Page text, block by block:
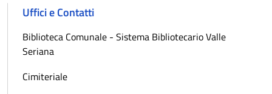
Uffici e Contatti
Biblioteca Comunale - Sistema Bibliotecario Valle
Seriana
Cimiteriale